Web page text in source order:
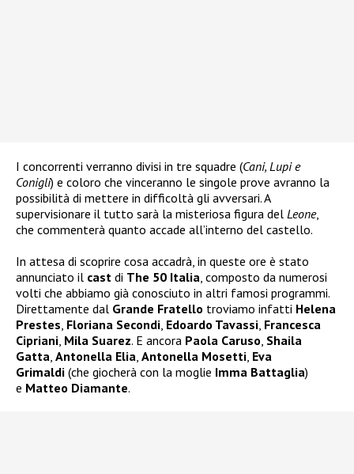
I concorrenti verranno divisi in tre squadre (Cani, Lupi e
Conigli) e coloro che vinceranno le singole prove avranno la
possibilità di mettere in difficoltà gli avversari. A
supervisionare il tutto sarà la misteriosa figura del Leone,
che commenterà quanto accade all’interno del castello.
In attesa di scoprire cosa accadrà, in queste ore è stato
annunciato il cast di The 50 Italia, composto da numerosi
volti che abbiamo già conosciuto in altri famosi programmi.
Direttamente dal Grande Fratello troviamo infatti Helena
Prestes, Floriana Secondi, Edoardo Tavassi, Francesca
Cipriani, Mila Suarez. E ancora Paola Caruso, Shaila
Gatta, Antonella Elia, Antonella Mosetti, Eva
Grimaldi (che giocherà con la moglie Imma Battaglia)
e Matteo Diamante.